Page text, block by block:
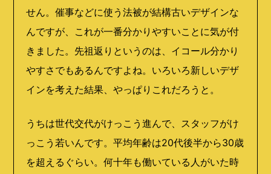
せん。催事などに使う法被が結構古いデザインな
んですが、これが一番分かりやすいことに気が付
きました。先祖返りというのは、イコール分かり
やすさでもあるんですよね。いろいろ新しいデザ
インを考えた結果、やっぱりこれだろうと。
うちは世代交代がけっこう進んで、スタッフがけ
っこう若いんです。平均年齢は20代後半から30歳
を超えるぐらい。何十年も働いている人がいた時